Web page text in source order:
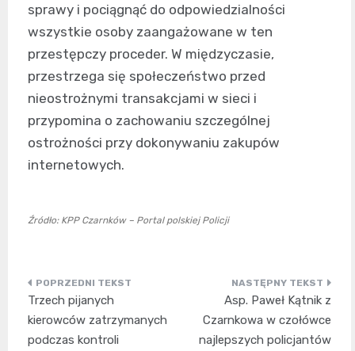
sprawy i pociągnąć do odpowiedzialności
wszystkie osoby zaangażowane w ten
przestępczy proceder. W międzyczasie,
przestrzega się społeczeństwo przed
nieostrożnymi transakcjami w sieci i
przypomina o zachowaniu szczególnej
ostrożności przy dokonywaniu zakupów
internetowych.
Źródło: KPP Czarnków – Portal polskiej Policji
Nawigacja
wpisu
Trzech pijanych
kierowców zatrzymanych
podczas kontroli
Asp. Paweł Kątnik z
Czarnkowa w czołówce
najlepszych policjantów